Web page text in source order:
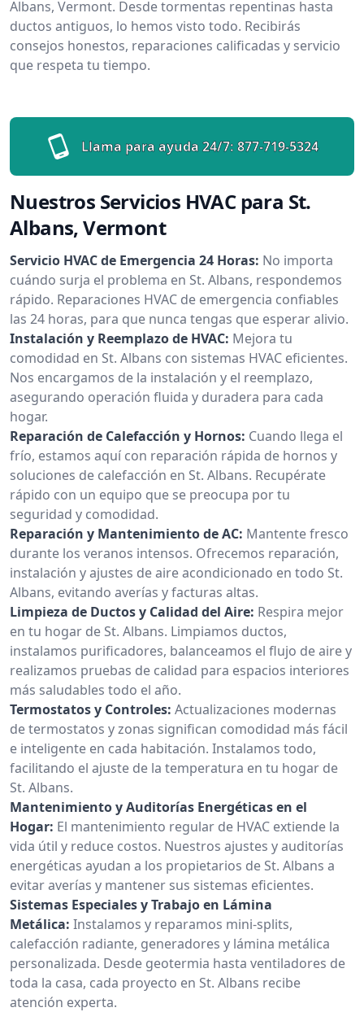
Albans, Vermont. Desde tormentas repentinas hasta
ductos antiguos, lo hemos visto todo. Recibirás
consejos honestos, reparaciones calificadas y servicio
que respeta tu tiempo.
Llama para ayuda 24/7: 877-719-5324
Nuestros Servicios HVAC para St.
Albans, Vermont
Servicio HVAC de Emergencia 24 Horas: No importa
cuándo surja el problema en St. Albans, respondemos
rápido. Reparaciones HVAC de emergencia confiables
las 24 horas, para que nunca tengas que esperar alivio.
Instalación y Reemplazo de HVAC: Mejora tu
comodidad en St. Albans con sistemas HVAC eficientes.
Nos encargamos de la instalación y el reemplazo,
asegurando operación fluida y duradera para cada
hogar.
Reparación de Calefacción y Hornos: Cuando llega el
frío, estamos aquí con reparación rápida de hornos y
soluciones de calefacción en St. Albans. Recupérate
rápido con un equipo que se preocupa por tu
seguridad y comodidad.
Reparación y Mantenimiento de AC: Mantente fresco
durante los veranos intensos. Ofrecemos reparación,
instalación y ajustes de aire acondicionado en todo St.
Albans, evitando averías y facturas altas.
Limpieza de Ductos y Calidad del Aire: Respira mejor
en tu hogar de St. Albans. Limpiamos ductos,
instalamos purificadores, balanceamos el flujo de aire y
realizamos pruebas de calidad para espacios interiores
más saludables todo el año.
Termostatos y Controles: Actualizaciones modernas
de termostatos y zonas significan comodidad más fácil
e inteligente en cada habitación. Instalamos todo,
facilitando el ajuste de la temperatura en tu hogar de
St. Albans.
Mantenimiento y Auditorías Energéticas en el
Hogar: El mantenimiento regular de HVAC extiende la
vida útil y reduce costos. Nuestros ajustes y auditorías
energéticas ayudan a los propietarios de St. Albans a
evitar averías y mantener sus sistemas eficientes.
Sistemas Especiales y Trabajo en Lámina
Metálica: Instalamos y reparamos mini-splits,
calefacción radiante, generadores y lámina metálica
personalizada. Desde geotermia hasta ventiladores de
toda la casa, cada proyecto en St. Albans recibe
atención experta.